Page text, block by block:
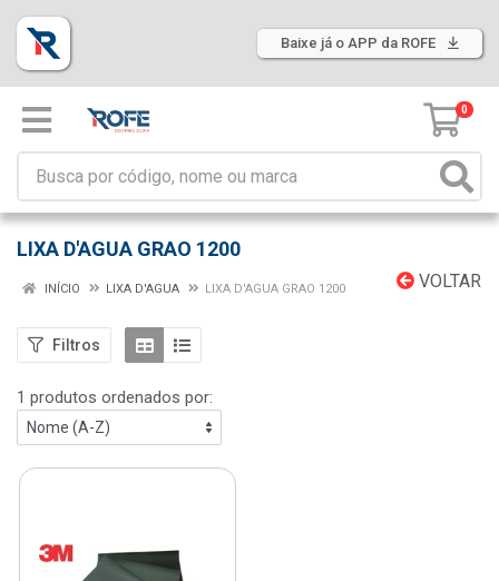
Baixe já o APP da ROFE
0
LIXA D'AGUA GRAO 1200
VOLTAR
INÍCIO LIXA D'AGUA LIXA D'AGUA GRAO 1200
Filtros
1 produtos ordenados por: